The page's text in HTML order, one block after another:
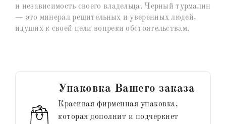
и независимость своего владельца. Черный турмалин
— это минерал решительных и уверенных людей,
идущих к своей цели вопреки обстоятельствам.
Упаковка Вашего заказа
Красивая фирменная упаковка,
которая дополнит и подчеркнет